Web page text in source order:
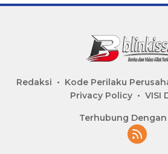
Redaksi Kode Perilaku
Privacy Policy
VISI
Terhubung Dengan